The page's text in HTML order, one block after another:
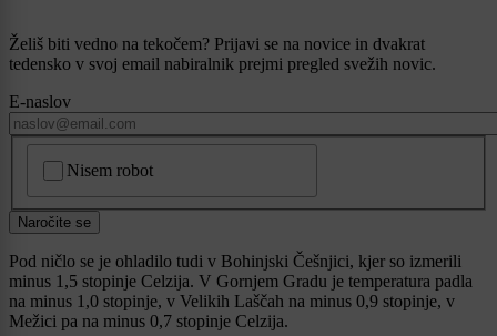
Želiš biti vedno na tekočem? Prijavi se na novice in dvakrat
tedensko v svoj email nabiralnik prejmi pregled svežih novic.
E-naslov
Nisem robot
Naročite se
Pod ničlo se je ohladilo tudi v Bohinjski Češnjici, kjer so izmerili
minus 1,5 stopinje Celzija. V Gornjem Gradu je temperatura padla
na minus 1,0 stopinje, v Velikih Laščah na minus 0,9 stopinje, v
Mežici pa na minus 0,7 stopinje Celzija.